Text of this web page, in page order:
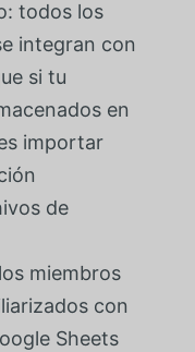
todos los
integran con
si tu
en
importar
de
miembros
con
Sheets